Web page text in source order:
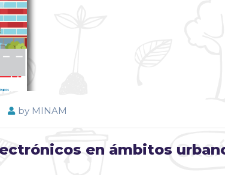
by MINAM
en ámbitos